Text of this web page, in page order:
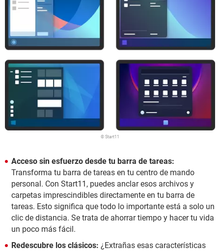
© Start11
Acceso sin esfuerzo desde tu barra de tareas:
Transforma tu barra de tareas en tu centro de mando
personal. Con Start11, puedes anclar esos archivos y
carpetas imprescindibles directamente en tu barra de
tareas. Esto significa que todo lo importante está a solo un
clic de distancia. Se trata de ahorrar tiempo y hacer tu vida
un poco más fácil.
Redescubre los clásicos: ¿Extrañas esas características